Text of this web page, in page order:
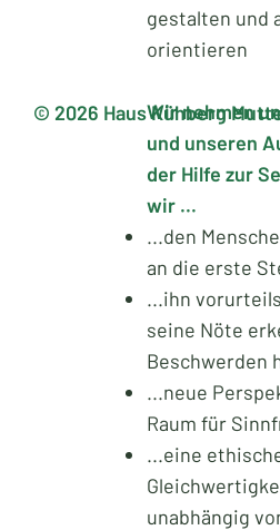
gestalten und
orientieren
Wir nehmen
und unseren
der Hilfe zur
wir ...
...den
an die erste
...ihn
seine Nöte
Beschwerden
...neue
Raum für
...eine
unabhängig
© 2026 Haus Kühberg